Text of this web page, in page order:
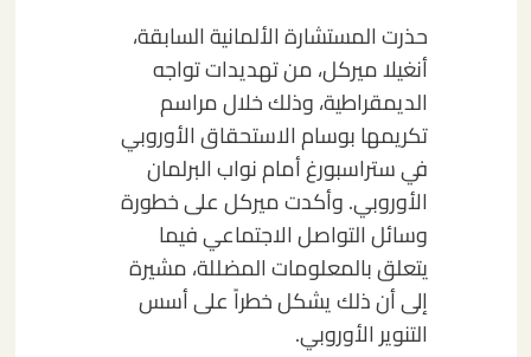
حذرت المستشارة الألمانية السابقة،
أنغيلا ميركل، من تهديدات تواجه
الديمقراطية، وذلك خلال مراسم
تكريمها بوسام الاستحقاق الأوروبي
في ستراسبورغ أمام نواب البرلمان
الأوروبي. وأكدت ميركل على خطورة
وسائل التواصل الاجتماعي فيما
يتعلق بالمعلومات المضللة، مشيرة
إلى أن ذلك يشكل خطراً على أسس
التنوير الأوروبي.